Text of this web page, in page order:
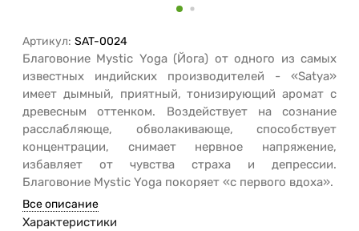
Артикул: SAT-0024
Благовоние Mystic Yoga (Йога) от одного из самых
известных индийских производителей - «Satya»
имеет дымный, приятный, тонизирующий аромат с
древесным оттенком. Воздействует на сознание
расслабляюще, обволакивающе, способствует
концентрации, снимает нервное напряжение,
избавляет от чувства страха и депрессии.
Благовоние Mystic Yoga покоряет «с первого вдоха».
Все описание
Характеристики